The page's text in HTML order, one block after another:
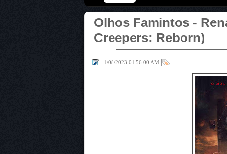
Olhos Famintos -
Creepers: Reborn)
1/08/2023 01:56:00 AM |